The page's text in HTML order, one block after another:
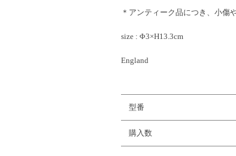
＊アンティーク品につき、小傷
size : Φ3×H13.3cm
England
型番
購入数